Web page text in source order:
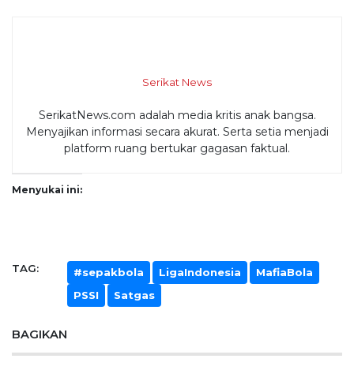
Serikat News
SerikatNews.com adalah media kritis anak bangsa.
Menyajikan informasi secara akurat. Serta setia menjadi
platform ruang bertukar gagasan faktual.
Menyukai ini:
TAG: #sepakbola LigaIndonesia
MafiaBola
PSSI
Satgas
BAGIKAN